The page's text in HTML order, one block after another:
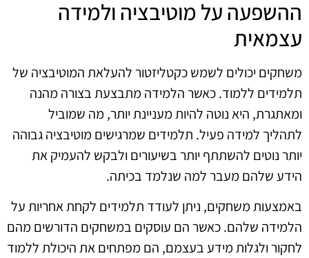
ההשפעה על מוטיבציה ולמידה
עצמאית
משחקים יכולים לשמש כקטליזטור להעלאת המוטיבציה של
תלמידים ללמוד. כאשר הלמידה מתבצעת בצורה מהנה
ומאתגרת, היא נוטה להיות מעניינת יותר, מה שמוביל
לתהליך למידה פעיל. תלמידים שמרגישים מוטיבציה גבוהה
יותר נוטים להשתתף יותר בשיעורים ולבקש להעמיק את
הידע שלהם מעבר למה שנלמד בכיתה.
באמצעות משחקים, ניתן לעודד תלמידים לקחת אחריות על
הלמידה שלהם. כאשר הם עוסקים במשחקים הדורשים מהם
לחקור ולגלות מידע בעצמם, הם מפתחים את היכולת ללמוד